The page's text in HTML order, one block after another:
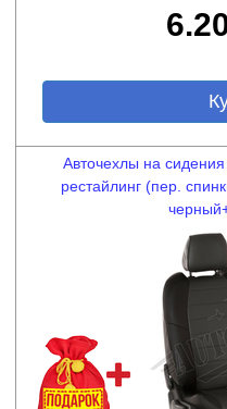
Авточехлы на
рестайлинг (пер.